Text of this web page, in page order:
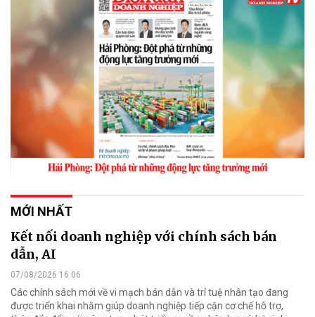
MỚI NHẤT
Kết nối doanh nghiệp với chính sách bán
dẫn, AI
07/08/2026 16:06
Các chính sách mới về vi mạch bán dẫn và trí tuệ nhân tạo đang
được triển khai nhằm giúp doanh nghiệp tiếp cận cơ chế hỗ trợ,